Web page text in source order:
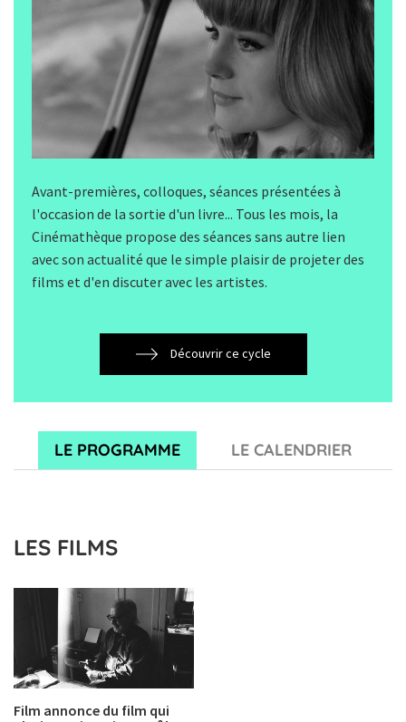
Avant-premières, colloques, séances présentées à
l'occasion de la sortie d'un livre... Tous les mois, la
Cinémathèque propose des séances sans autre lien
avec son actualité que le simple plaisir de projeter des
films et d'en discuter avec les artistes.
Découvrir ce cycle
LE PROGRAMME LE CALENDRIER
LES FILMS
Film annonce du film qui